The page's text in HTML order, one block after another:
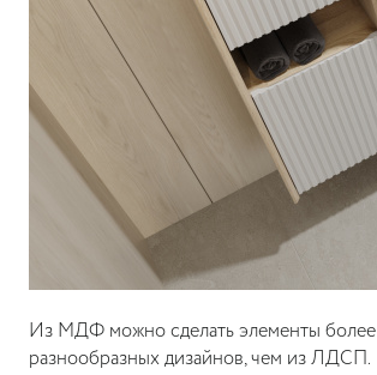
Из МДФ можно сделать элементы более
разнообразных дизайнов, чем из ЛДСП.